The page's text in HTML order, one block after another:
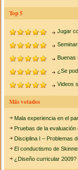
Top 5
Jugar
Buenas
¿Se
Videos
Más votados
Mala experiencia en el
Pruebas de la
Disciplina I – Problemas
El conductismo de
¿Diseño curricular 2009?